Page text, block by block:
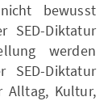
bewusst
SED-Diktatur
werden
Diktatur
Alltag, Kultur,